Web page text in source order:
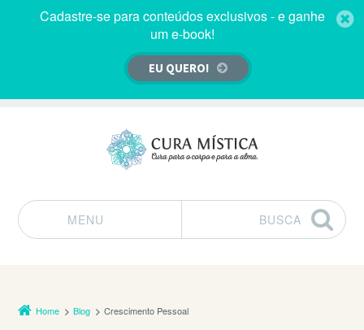
Cadastre-se para conteúdos exclusivos - e ganhe
um e-book!
EU QUERO!
MENU
BUSCA
Home Blog Crescimento Pessoal